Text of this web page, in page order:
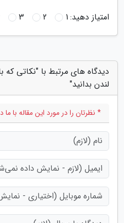
امتیاز دهید:1
2
3
دیدگاه های مرتبط با "نکاتی که
لندن بدانید"
* نظرتان را در مورد این مقاله با ما